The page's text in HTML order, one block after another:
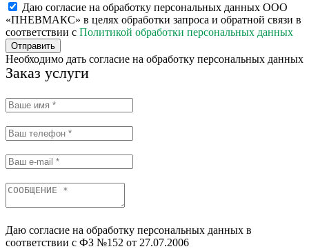
Даю согласие на обработку персональных данных ООО
«ПНЕВМАКС» в целях обработки запроса и обратной связи в
соответствии с Политикой обработки персональных данных
Отправить
Необходимо дать согласие на обработку персональных данных
Заказ услуги
Даю согласие на обработку персональных данных в
соответствии с ФЗ №152 от 27.07.2006